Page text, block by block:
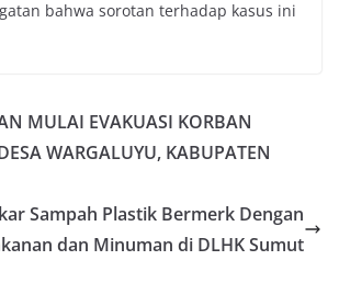
bahwa sorotan terhadap kasus ini
MULAI EVAKUASI KORBAN
WARGALUYU, KABUPATEN
Sampah Plastik Bermerk Dengan
dan Minuman di DLHK Sumut